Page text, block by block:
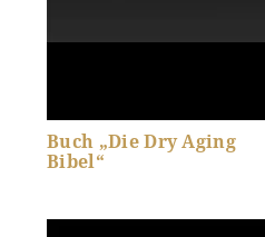
Buch „Die Dry Aging
Bibel“